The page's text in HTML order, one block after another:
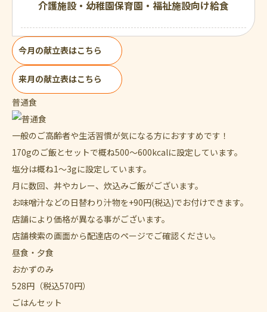
介護施設・幼稚園保育園・福祉施設向け給食
今月の献立表はこちら
来月の献立表はこちら
普通食
一般のご高齢者や生活習慣が気になる方におすすめです！
170gのご飯とセットで概ね500～600kcalに設定しています。
塩分は概ね1～3gに設定しています。
月に数回、丼やカレー、炊込みご飯がございます。
お味噌汁などの日替わり汁物を+90円(税込)でお付けできます。
店舗により価格が異なる事がございます。
店舗検索の画面から配達店のページでご確認ください。
昼食・夕食
おかずのみ
528円 （税込570円）
ごはんセット